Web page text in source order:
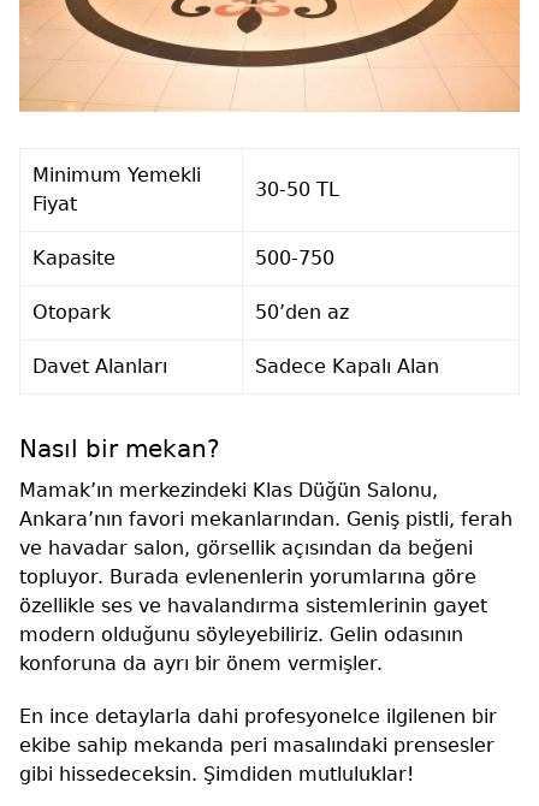
Minimum Yemekli
Fiyat
30-50 TL
Kapasite 500-750
Otopark 50’den az
Davet Alanları Sadece Kapalı Alan
Nasıl bir mekan?
Mamak’ın merkezindeki Klas Düğün Salonu,
Ankara’nın favori mekanlarından. Geniş pistli, ferah
ve havadar salon, görsellik açısından da beğeni
topluyor. Burada evlenenlerin yorumlarına göre
özellikle ses ve havalandırma sistemlerinin gayet
modern olduğunu söyleyebiliriz. Gelin odasının
konforuna da ayrı bir önem vermişler.
En ince detaylarla dahi profesyonelce ilgilenen bir
ekibe sahip mekanda peri masalındaki prensesler
gibi hissedeceksin. Şimdiden mutluluklar!